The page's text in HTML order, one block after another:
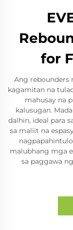
for
Ang rebounders
kagamitan na
mahusay na
kalusugan.
dalhin, ideal para
sa maliit na
malubhang mga
sa paggawa